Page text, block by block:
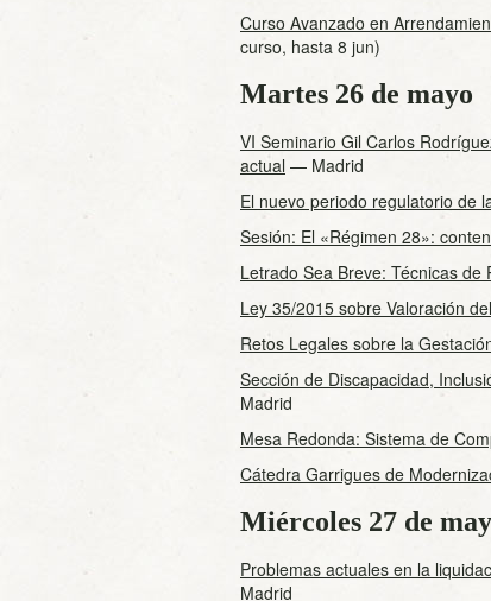
Curso Avanzado en
curso, hasta 8 jun)
Martes 26 de mayo
VI Seminario Gil Carlos
actual — Madrid
El nuevo periodo regulatorio de
Sesión: El «Régimen 28»:
Letrado Sea Breve: Técnicas
Ley 35/2015 sobre Valoración
Retos Legales sobre la
Sección de Discapacidad,
Madrid
Mesa Redonda: Sistema de
Cátedra Garrigues de
Miércoles 27 de
Problemas actuales en la
Madrid